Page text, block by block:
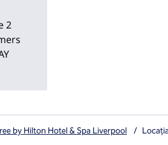
2
by Hilton Hotel & Spa Liverpool /